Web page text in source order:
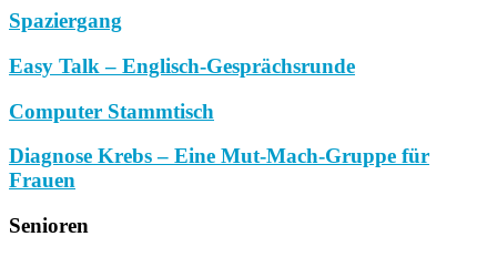
Spaziergang
Easy Talk – Englisch-Gesprächsrunde
Computer Stammtisch
Diagnose Krebs – Eine Mut-Mach-Gruppe für
Frauen
Senioren